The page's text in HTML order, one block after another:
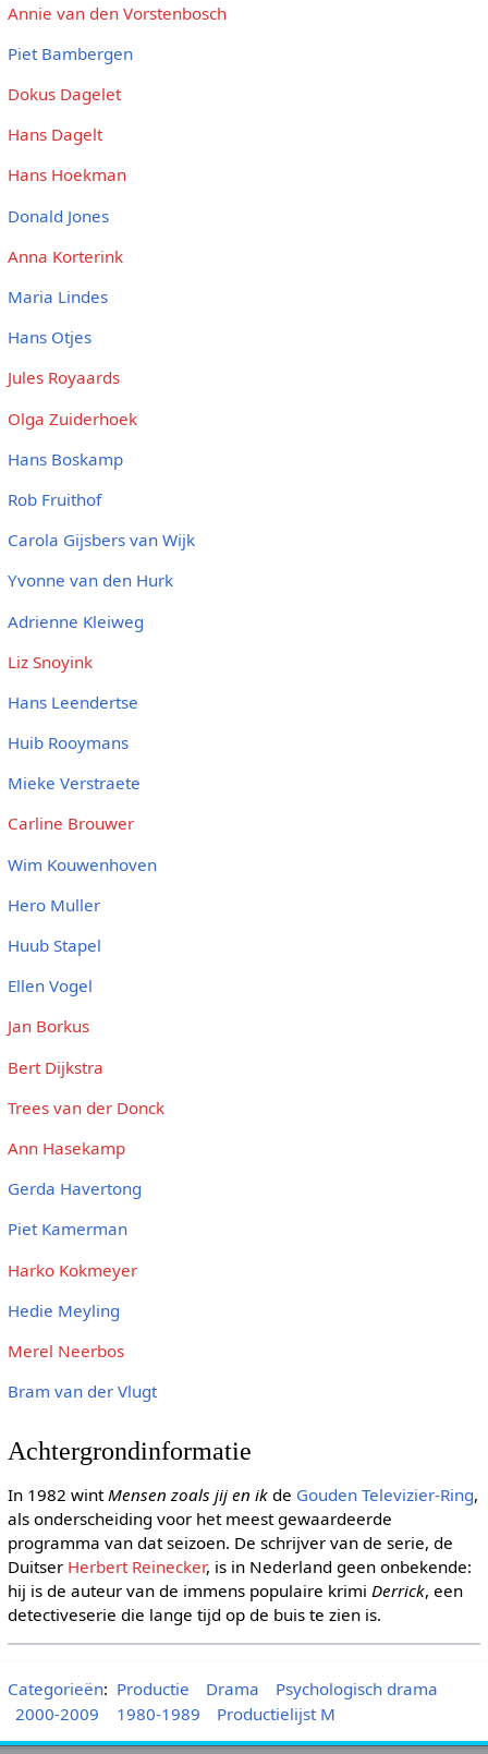
Annie van den Vorstenbosch
Piet Bambergen
Dokus Dagelet
Hans Dagelt
Hans Hoekman
Donald Jones
Anna Korterink
Maria Lindes
Hans Otjes
Jules Royaards
Olga Zuiderhoek
Hans Boskamp
Rob Fruithof
Carola Gijsbers van Wijk
Yvonne van den Hurk
Adrienne Kleiweg
Liz Snoyink
Hans Leendertse
Huib Rooymans
Mieke Verstraete
Carline Brouwer
Wim Kouwenhoven
Hero Muller
Huub Stapel
Ellen Vogel
Jan Borkus
Bert Dijkstra
Trees van der Donck
Ann Hasekamp
Gerda Havertong
Piet Kamerman
Harko Kokmeyer
Hedie Meyling
Merel Neerbos
Bram van der Vlugt
Achtergrondinformatie
In 1982 wint Mensen zoals jij en ikde Gouden Televizier-Ring,
als onderscheiding voor het meest gewaardeerde
programma van dat seizoen. De schrijver van de serie, de
Duitser Herbert Reinecker, is in Nederland geen onbekende:
hij is de auteur van de immens populaire krimi Derrick, een
detectiveserie die lange tijd op de buis te zien is.
Categorieën: Productie Drama
Psychologisch drama
2000-2009
1980-1989 Productielijst M